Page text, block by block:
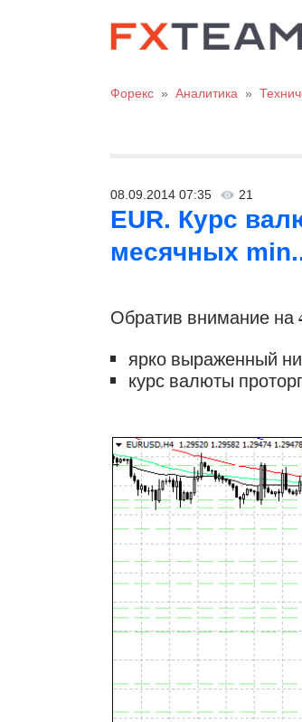
Форекс » Аналитика »
08.09.2014 07:35 21
EUR. Курс
месячных
Обратив внимание на
ярко выраженный
курс валюты